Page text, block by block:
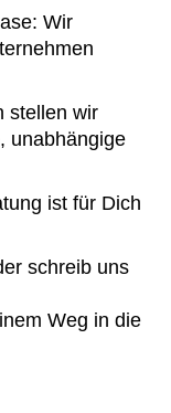
Wir
stellen wir
unabhängige
ist für Dich
schreib uns
Weg in die